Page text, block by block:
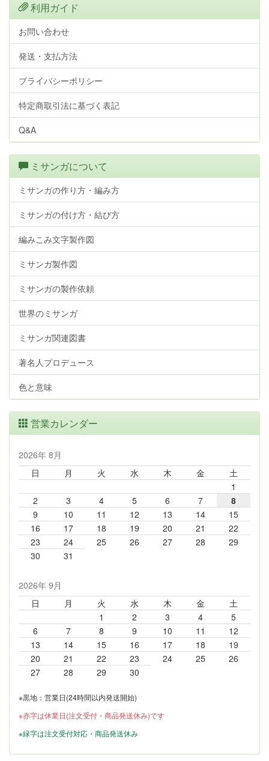
利用ガイド
お問い合わせ
発送・支払方法
プライバシーポリシー
特定商取引法に基づく表記
Q&A
ミサンガについて
ミサンガの作り方・編み方
ミサンガの付け方・結び方
編みこみ文字製作図
ミサンガ製作図
ミサンガの製作依頼
世界のミサンガ
ミサンガ関連図書
著名人プロデュース
色と意味
営業カレンダー
2026年 8月
日
月 火 水 木 金
土
1
2
3 4 5 6 7
8
9
10 11 12 13 14
15
16
17 18 19 20 21
22
23
24 25 26 27 28
29
30
31
2026年 9月
日
月 火 水 木 金
土
1
2 3 4
5
6
7 8 9 10 11
12
13
14 15 16 17 18
19
20
21 22 23 24 25
26
27
28 29 30
※黒地：営業日(24時間以内発送開始)
※赤字は休業日(注文受付・商品発送休み)です
※緑字は注文受付対応・商品発送休み